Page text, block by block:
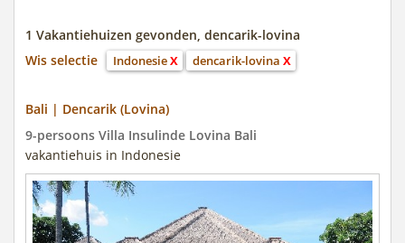
1 Vakantiehuizen gevonden, dencarik-lovina
Wis selectie
IndonesieX dencarik-lovina X
Bali | Dencarik (Lovina)
9-persoons Villa Insulinde Lovina Bali
vakantiehuis in Indonesie